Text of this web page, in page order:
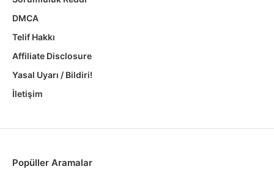
DMCA
Telif Hakkı
Affiliate Disclosure
Yasal Uyarı / Bildiri!
İletişim
Popüller Aramalar